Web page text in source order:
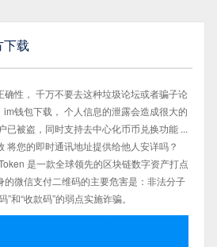
下载
性， 千万不要去这种垃圾论坛或者骗子论
钱包下载， 个人信息的泄露会造成很大的
已被盗，同时支持去中心化币币兑换功能 ...
将您的即时通讯地址提供给他人安详吗？
是一款全球领先的区块链数字资产打点
的微信支付二维码的主要危害是：非法分子
和“收款码”的弱点实施诈骗。